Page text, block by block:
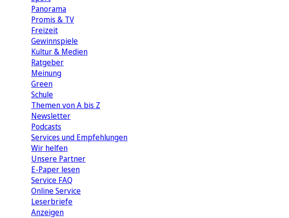
Panorama
Promis & TV
Freizeit
Gewinnspiele
Kultur & Medien
Ratgeber
Meinung
Green
Schule
Themen von A bis Z
Newsletter
Podcasts
Services und Empfehlungen
Wir helfen
Unsere Partner
E-Paper lesen
Service FAQ
Online Service
Leserbriefe
Anzeigen